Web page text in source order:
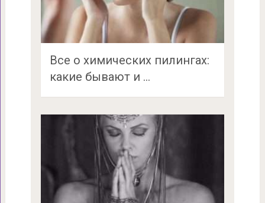
Все о химических пилингах:
какие бывают и …